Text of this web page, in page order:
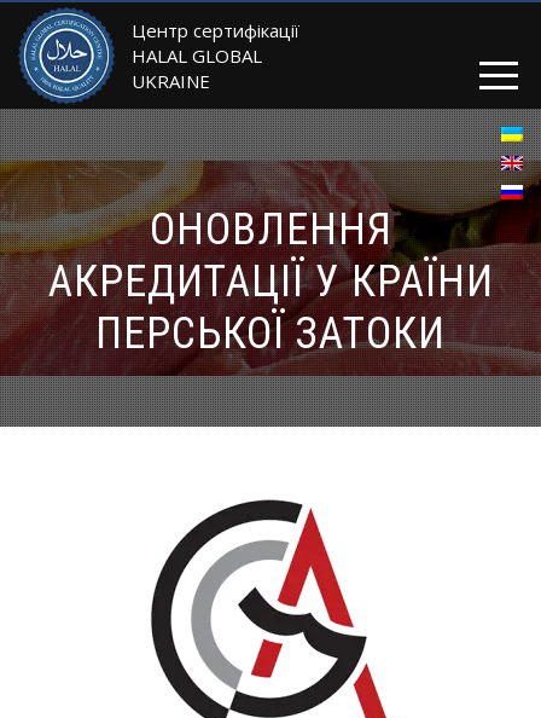
Центр сертифікації
HALAL GLOBAL
UKRAINE
ОНОВЛЕННЯ
АКРЕДИТАЦІЇ У КРАЇНИ
ПЕРСЬКОЇ ЗАТОКИ